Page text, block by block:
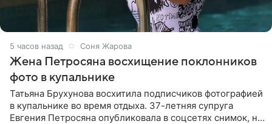
5 часов назад Соня Жарова
Жена Петросяна восхищение поклонников
фото в купальнике
Татьяна Брухунова восхитила подписчиков фотографией
в купальнике во время отдыха. 37-летняя супруга
Евгения Петросяна опубликовала в соцсетях снимок, на